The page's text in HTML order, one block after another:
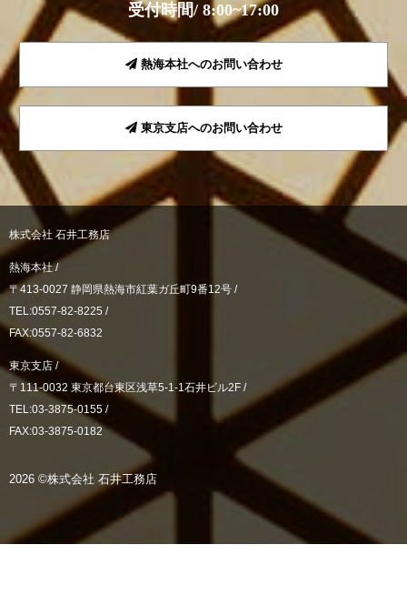
受付時間/ 8:00~17:00
熱海本社へのお問い合わせ
東京支店へのお問い合わせ
株式会社 石井工務店
熱海本社 /
〒413-0027 静岡県熱海市紅葉ガ丘町9番12号 /
TEL:0557-82-8225 /
FAX:0557-82-6832
東京支店 /
〒111-0032 東京都台東区浅草5-1-1石井ビル2F /
TEL:03-3875-0155 /
FAX:03-3875-0182
2026 ©株式会社 石井工務店